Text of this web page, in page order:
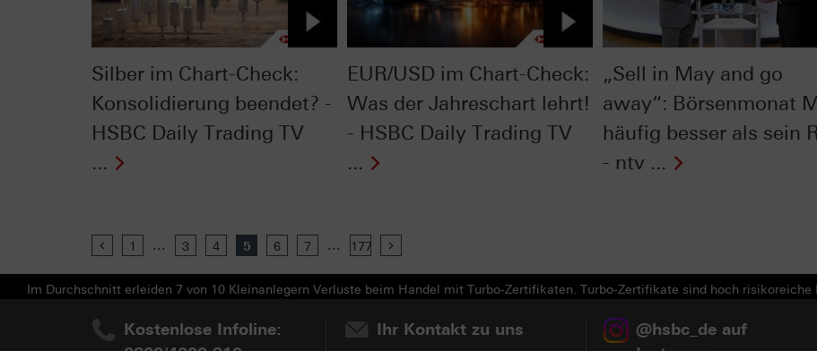
Silber im Chart-Check:
Konsolidierung beendet? -
HSBC Daily Trading TV
...
EUR/USD im Chart-Check:
Was der Jahreschart lehrt!
- HSBC Daily Trading TV
...
„Sell in May and go
away“: Börsenmonat
häufig besser als sein
- ntv ...
Previous
1 ... 3 4 5 6 7 ... 177
Im Durchschnitt erleiden 7 von 10 Kleinanlegern Verluste beim Handel mit Turbo-Zertifikaten. Turbo-Zertifikate sind hoch
Kostenlose Infoline:
Ihr Kontakt zu uns
@hsbc_de auf